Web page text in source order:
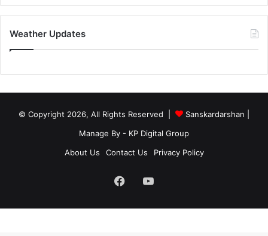
Weather Updates
© Copyright 2026, All Rights Reserved | Sanskardarshan
Manage By - KP Digital Group
About Us
Contact Us Privacy Policy
FacebookYouTube